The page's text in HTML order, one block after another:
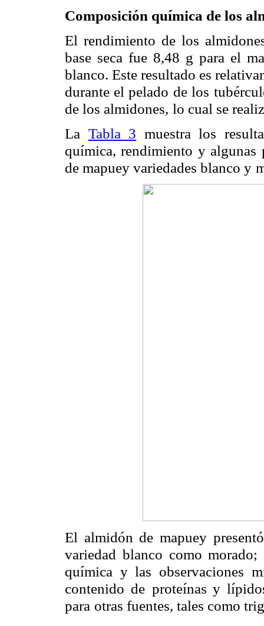
Composición química de los
El rendimiento de los
base seca fue 8,48 g para el
blanco. Este resultado es
durante el pelado de los
de los almidones, lo cual se
La Tabla 3 muestra los
química, rendimiento y algunas
de mapuey variedades blanco y
El almidón de mapuey
variedad blanco como
química y las observaciones
contenido de proteínas y
para otras fuentes, tales como